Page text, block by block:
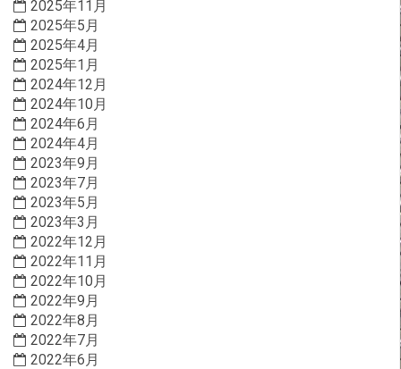
2025年11月
2025年5月
2025年4月
2025年1月
2024年12月
2024年10月
2024年6月
2024年4月
2023年9月
2023年7月
2023年5月
2023年3月
2022年12月
2022年11月
2022年10月
2022年9月
2022年8月
2022年7月
2022年6月